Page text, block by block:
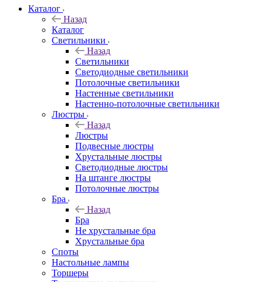
Каталог
Назад
Каталог
Светильники
Назад
Светильники
Светодиодные светильники
Потолочные светильники
Настенные светильники
Настенно-потолочные светильники
Люстры
Назад
Люстры
Подвесные люстры
Хрустальные люстры
Светодиодные люстры
На штанге люстры
Потолочные люстры
Бра
Назад
Бра
Не хрустальные бра
Хрустальные бра
Споты
Настольные лампы
Торшеры